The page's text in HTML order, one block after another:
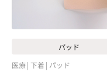
パッド
医療 下着 パッド